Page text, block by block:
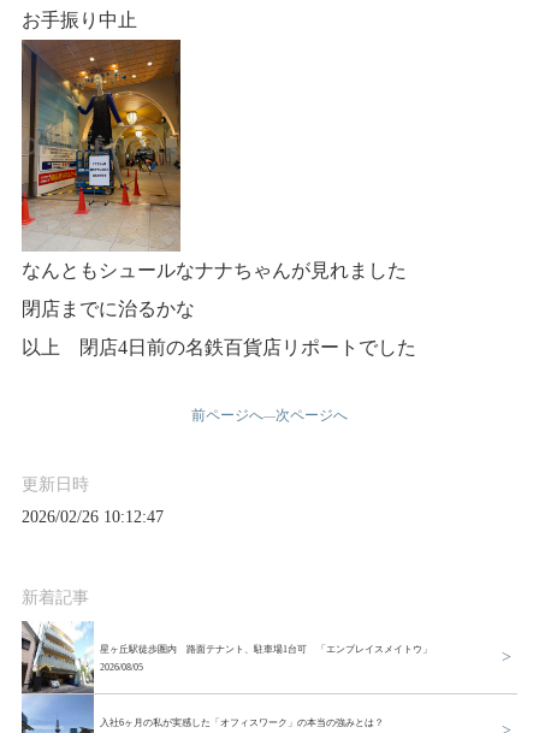
更新日時
2026/02/26 10:12:47
新着記事
星ヶ丘駅徒歩圏内 路面テナント、駐車場1台可 「エンプレイスメイトウ」
2026/08/05
入社6ヶ月の私が実感した「オフィスワーク」の本当の強みとは？
お手振り中止
なんともシュールなナナちゃんが見れました
閉店までに治るかな
以上 閉店4日前の名鉄百貨店リポートでした
前ページへ—次ページへ